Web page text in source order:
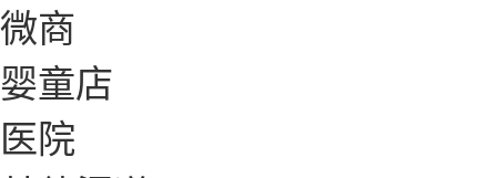
微商
婴童店
医院